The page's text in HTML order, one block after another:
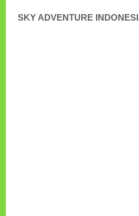
SKY ADVENTURE